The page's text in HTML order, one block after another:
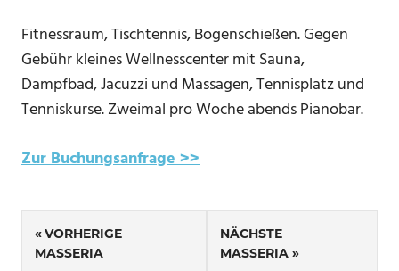
Fitnessraum, Tischtennis, Bogenschießen. Gegen
Gebühr kleines Wellnesscenter mit Sauna,
Dampfbad, Jacuzzi und Massagen, Tennisplatz und
Tenniskurse. Zweimal pro Woche abends Pianobar.
Zur Buchungsanfrage >>
Beitragsnavigation
VORHERIGE
MASSERIA
NÄCHSTE
MASSERIA